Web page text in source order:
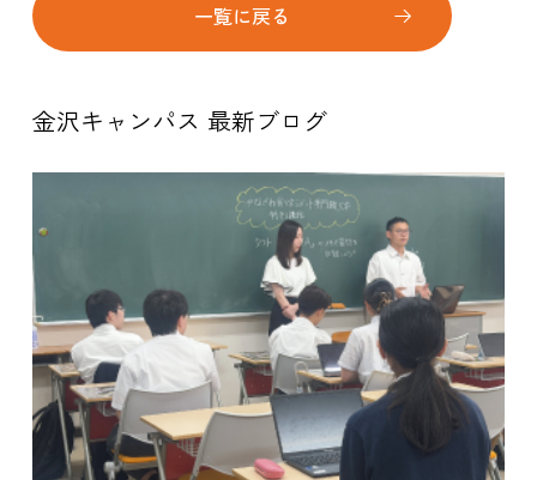
一覧に戻る
金沢キャンパス 最新ブログ